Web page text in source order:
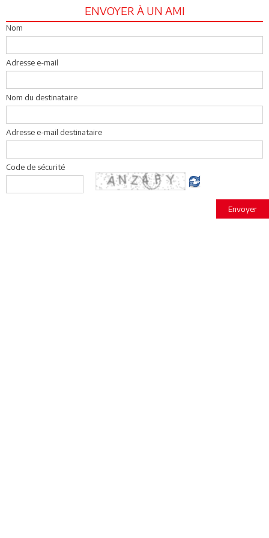
ENVOYER À UN AMI
Nom
Adresse e-mail
Nom du destinataire
Adresse e-mail destinataire
Code de sécurité
Envoyer